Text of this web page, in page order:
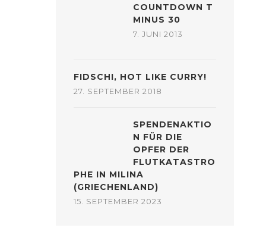
COUNTDOWN T
MINUS 30
7. JUNI 2013
FIDSCHI, HOT LIKE CURRY!
27. SEPTEMBER 2018
SPENDENAKTIO
N FÜR DIE
OPFER DER
FLUTKATASTRO
PHE IN MILINA
(GRIECHENLAND)
15. SEPTEMBER 2023